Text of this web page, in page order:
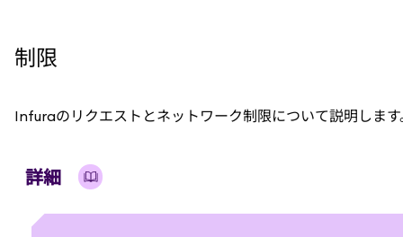
安全性の維持
制限
Infuraのリクエストとネットワーク制限について説明します
詳細